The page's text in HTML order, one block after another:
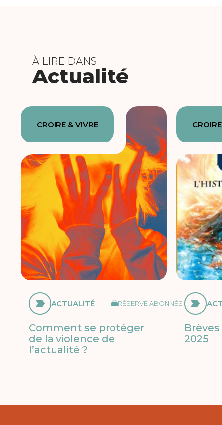
À LIRE DANS
Actualité
CROIRE & VIVRE
ACTUALITÉ RÉSERVÉ ABONNÉS
Comment se protéger
de la violence de
l’actualité ?
2025